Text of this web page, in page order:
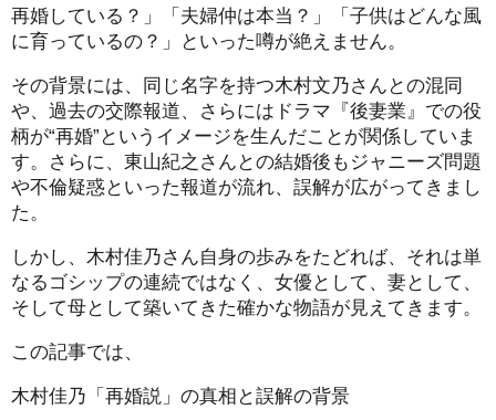
再婚している？」「夫婦仲は本当？」「子供はどんな風
に育っているの？」といった噂が絶えません。
その背景には、同じ名字を持つ木村文乃さんとの混同
や、過去の交際報道、さらにはドラマ『後妻業』での役
柄が“再婚”というイメージを生んだことが関係していま
す。さらに、東山紀之さんとの結婚後もジャニーズ問題
や不倫疑惑といった報道が流れ、誤解が広がってきまし
た。
しかし、木村佳乃さん自身の歩みをたどれば、それは単
なるゴシップの連続ではなく、女優として、妻として、
そして母として築いてきた確かな物語が見えてきます。
この記事では、
木村佳乃「再婚説」の真相と誤解の背景